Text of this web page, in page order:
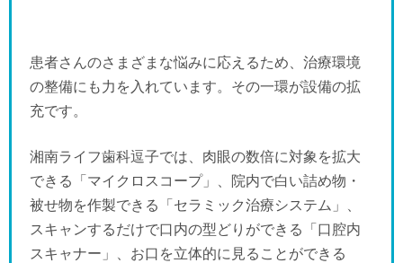
患者さんのさまざまな悩みに応えるため、治療環境
の整備にも力を入れています。その一環が設備の拡
充です。
湘南ライフ歯科逗子では、肉眼の数倍に対象を拡大
できる「マイクロスコープ」、院内で白い詰め物・
被せ物を作製できる「セラミック治療システム」、
スキャンするだけで口内の型どりができる「口腔内
スキャナー」、お口を立体的に見ることができる